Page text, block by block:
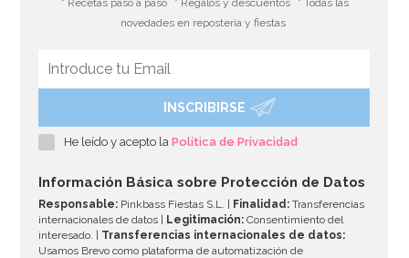
Moldes de Papel para Panettone de 900 gr 5 ud
AÑADIR
* Recetas paso a paso * Regalos y descuentos
* Todas las
novedades en repostería y fiestas
INSCRIBIRSE
He leído y acepto laPolítica de Privacidad
Información Básica sobre Protección de Datos
Responsable: Pinkbass Fiestas S.L. | Finalidad: Transferencias
internacionales de datos |
Legitimación: Consentimiento del
interesado. | Transferencias internacionales de datos:
Usamos Brevo como plataforma de automatización de